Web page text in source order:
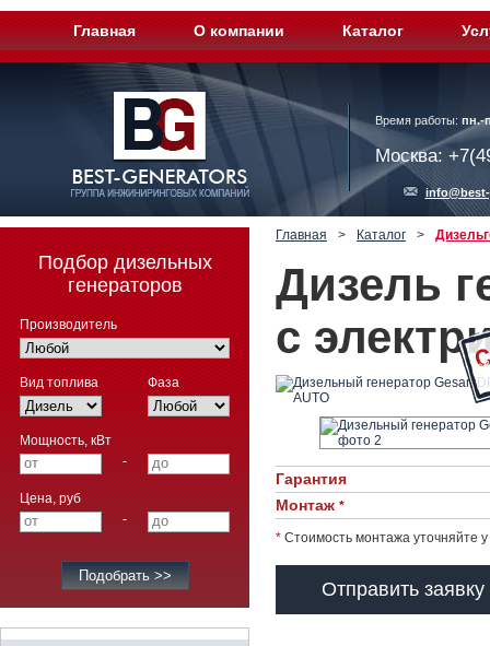
Главная О компании Каталог
Время работы: пн.-
Москва:
Подбор дизельных
генераторов
Производитель
Вид топлива Фаза
Мощность, кВт
-
Цена, руб
-
Главная > Каталог >
Дизель
с
Гарантия
Монтаж *
* Стоимость монтажа уточняйте
Отправить